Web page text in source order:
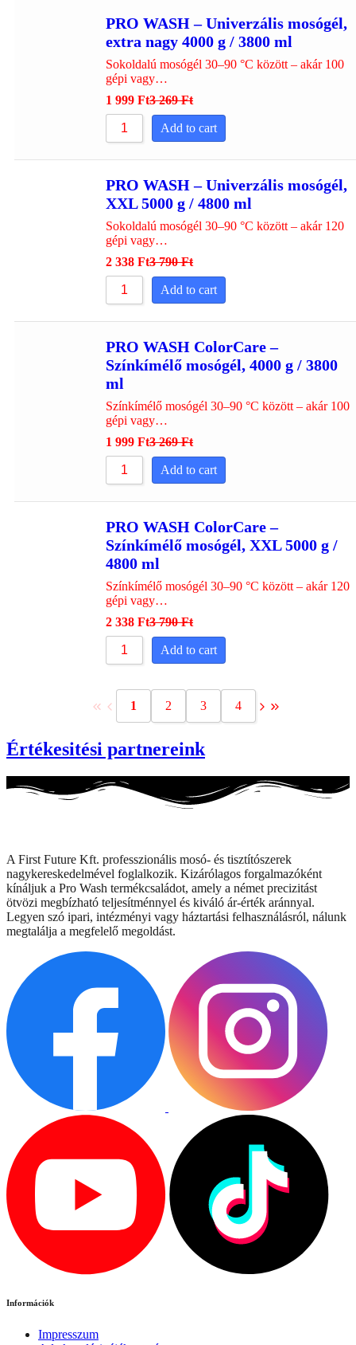
PRO WASH – Univerzális mosógél,
extra nagy 4000 g / 3800 ml
Sokoldalú mosógél 30–90 °C között – akár 100
gépi vagy…
1 999 Ft3 269 Ft
Add to cart
PRO WASH – Univerzális mosógél,
XXL 5000 g / 4800 ml
Sokoldalú mosógél 30–90 °C között – akár 120
gépi vagy…
2 338 Ft3 790 Ft
Add to cart
PRO WASH ColorCare –
Színkímélő mosógél, 4000 g / 3800
ml
Színkímélő mosógél 30–90 °C között – akár 100
gépi vagy…
1 999 Ft3 269 Ft
Add to cart
PRO WASH ColorCare –
Színkímélő mosógél, XXL 5000 g /
4800 ml
Színkímélő mosógél 30–90 °C között – akár 120
gépi vagy…
2 338 Ft3 790 Ft
Add to cart
1 2 3 4
Értékesitési partnereink
A First Future Kft. professzionális mosó- és tisztítószerek
nagykereskedelmével foglalkozik. Kizárólagos forgalmazóként
kínáljuk a Pro Wash termékcsaládot, amely a német precizitást
ötvözi megbízható teljesítménnyel és kiváló ár-érték aránnyal.
Legyen szó ipari, intézményi vagy háztartási felhasználásról, nálunk
megtalálja a megfelelő megoldást.
Információk
Impresszum